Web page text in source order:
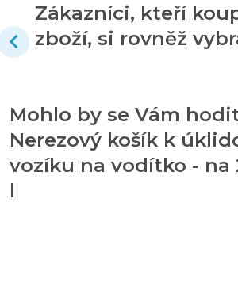
Zákazníci, kteří
zboží, si rovněž
Mohlo by se Vám
Nerezový košík k
vozíku na vodítko - na
l